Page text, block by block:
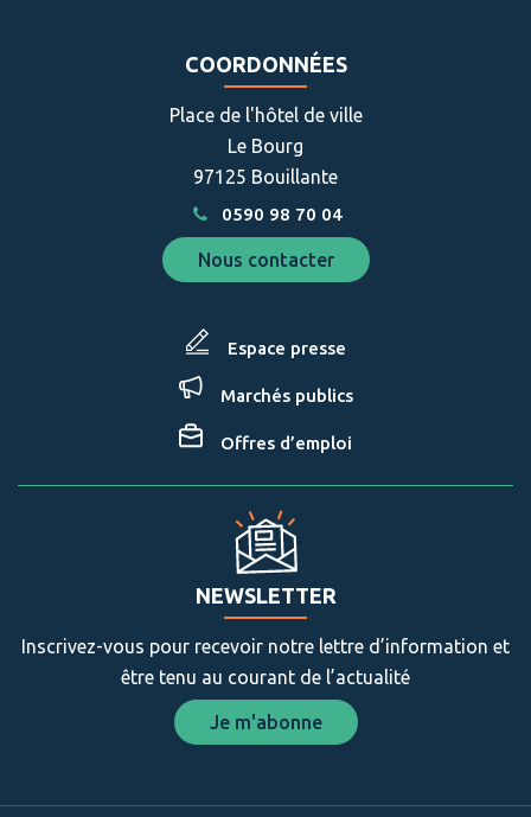
compte
Facebook
compte
Instagram
COORDONNÉES
Place de l'hôtel de ville
Le Bourg
97125 Bouillante
0590 98 70 04
Nous contacter
Espace presse
Marchés publics
Offres d’emploi
NEWSLETTER
Inscrivez-vous pour recevoir notre lettre d’information et
être tenu au courant de l’actualité
Je m'abonne